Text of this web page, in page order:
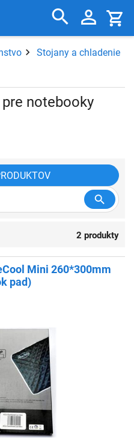
Stojany a chladenie
notebooky
2 produkty
Mini 260*300mm
pad)